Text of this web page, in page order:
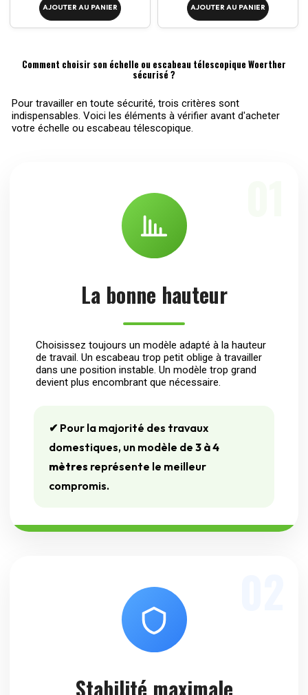
AJOUTER AU PANIER AJOUTER AU PANIER
Comment choisir son échelle ou escabeau télescopique Woerther
sécurisé ?
Pour travailler en toute sécurité, trois critères sont
indispensables. Voici les éléments à vérifier avant d'acheter
votre échelle ou escabeau télescopique.
La bonne hauteur
Choisissez toujours un modèle adapté à la hauteur
de travail. Un escabeau trop petit oblige à travailler
dans une position instable. Un modèle trop grand
devient plus encombrant que nécessaire.
✔ Pour la majorité des travaux
domestiques, un modèle de 3 à 4
mètres représente le meilleur
compromis.
Stabilité maximale